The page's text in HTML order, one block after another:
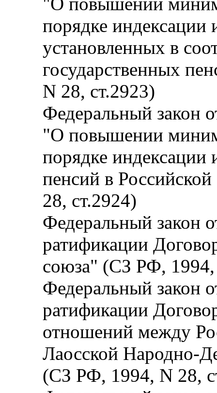
порядке индексации
установленных в
государственных
N 28, ст.2923)
Федеральный закон
"О повышении
порядке индексации
пенсий в
28, ст.2924)
Федеральный закон
ратификации
союза" (СЗ РФ, 1994,
Федеральный закон
ратификации
отношений между
Лаосской Народно-
(СЗ РФ, 1994, N 28,